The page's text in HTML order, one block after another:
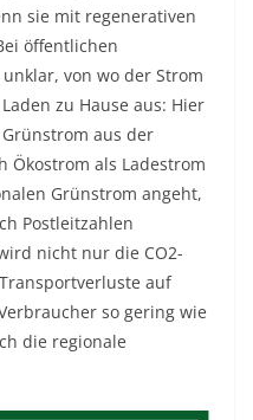
sie mit regenerativen
öffentlichen
von wo der Strom
zu Hause aus: Hier
aus der
Ökostrom als Ladestrom
Grünstrom angeht,
Postleitzahlen
nicht nur die CO2-
auf
so gering wie
die regionale